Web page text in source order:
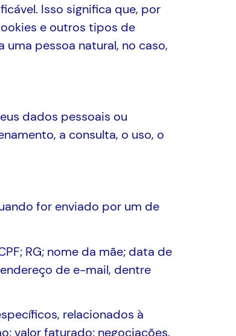
Isso significa que, por
e outros tipos de
pessoa natural, no caso,
dados pessoais ou
a consulta, o uso, o
for enviado por um de
RG; nome da mãe; data de
de e-mail, dentre
relacionados à
valor faturado; negociações,